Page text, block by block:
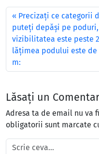
Precizaţi ce categorii
puteţi depăşi pe
vizibilitatea este peste
lăţimea podului este de
m:
Lăsați un
Adresa ta de email nu va
obligatorii sunt marcate